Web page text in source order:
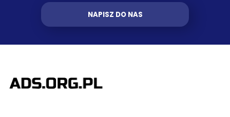
NAPISZ DO NAS